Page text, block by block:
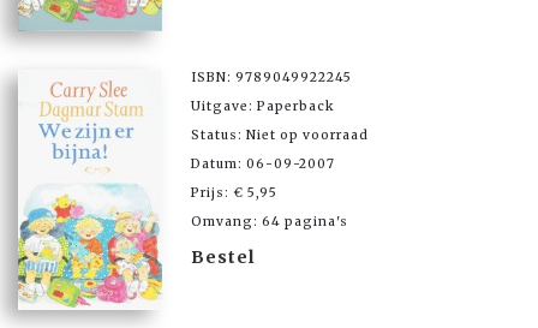
ISBN: 9789049922245
Uitgave: Paperback
Status: Niet op voorraad
Datum: 06-09-2007
Prijs: € 5,95
Omvang: 64 pagina's
Bestel